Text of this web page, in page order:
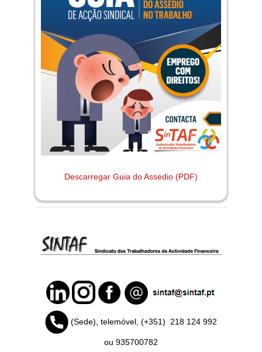
Descarregar Guia do Assedio (PDF)
(Sede), telemóvel, (+351) 218 124 992
ou 935700782